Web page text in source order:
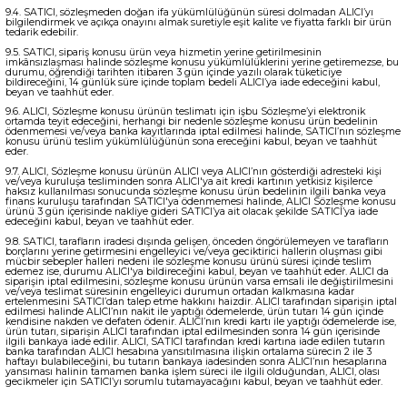
9.4. SATICI, sözleşmeden doğan ifa yükümlülüğünün süresi dolmadan ALICI’yı
bilgilendirmek ve açıkça onayını almak suretiyle eşit kalite ve fiyatta farklı bir ürün
tedarik edebilir.
9.5. SATICI, sipariş konusu ürün veya hizmetin yerine getirilmesinin
imkânsızlaşması halinde sözleşme konusu yükümlülüklerini yerine getiremezse, bu
durumu, öğrendiği tarihten itibaren 3 gün içinde yazılı olarak tüketiciye
bildireceğini, 14 günlük süre içinde toplam bedeli ALICI’ya iade edeceğini kabul,
beyan ve taahhüt eder.
9.6. ALICI, Sözleşme konusu ürünün teslimatı için işbu Sözleşme’yi elektronik
ortamda teyit edeceğini, herhangi bir nedenle sözleşme konusu ürün bedelinin
ödenmemesi ve/veya banka kayıtlarında iptal edilmesi halinde, SATICI’nın sözleşme
konusu ürünü teslim yükümlülüğünün sona ereceğini kabul, beyan ve taahhüt
eder.
9.7. ALICI, Sözleşme konusu ürünün ALICI veya ALICI’nın gösterdiği adresteki kişi
ve/veya kuruluşa tesliminden sonra ALICI'ya ait kredi kartının yetkisiz kişilerce
haksız kullanılması sonucunda sözleşme konusu ürün bedelinin ilgili banka veya
finans kuruluşu tarafından SATICI'ya ödenmemesi halinde, ALICI Sözleşme konusu
ürünü 3 gün içerisinde nakliye gideri SATICI’ya ait olacak şekilde SATICI’ya iade
edeceğini kabul, beyan ve taahhüt eder.
9.8. SATICI, tarafların iradesi dışında gelişen, önceden öngörülemeyen ve tarafların
borçlarını yerine getirmesini engelleyici ve/veya geciktirici hallerin oluşması gibi
mücbir sebepler halleri nedeni ile sözleşme konusu ürünü süresi içinde teslim
edemez ise, durumu ALICI'ya bildireceğini kabul, beyan ve taahhüt eder. ALICI da
siparişin iptal edilmesini, sözleşme konusu ürünün varsa emsali ile değiştirilmesini
ve/veya teslimat süresinin engelleyici durumun ortadan kalkmasına kadar
ertelenmesini SATICI’dan talep etme hakkını haizdir. ALICI tarafından siparişin iptal
edilmesi halinde ALICI’nın nakit ile yaptığı ödemelerde, ürün tutarı 14 gün içinde
kendisine nakden ve defaten ödenir. ALICI’nın kredi kartı ile yaptığı ödemelerde ise,
ürün tutarı, siparişin ALICI tarafından iptal edilmesinden sonra 14 gün içerisinde
ilgili bankaya iade edilir. ALICI, SATICI tarafından kredi kartına iade edilen tutarın
banka tarafından ALICI hesabına yansıtılmasına ilişkin ortalama sürecin 2 ile 3
haftayı bulabileceğini, bu tutarın bankaya iadesinden sonra ALICI’nın hesaplarına
yansıması halinin tamamen banka işlem süreci ile ilgili olduğundan, ALICI, olası
gecikmeler için SATICI’yı sorumlu tutamayacağını kabul, beyan ve taahhüt eder.